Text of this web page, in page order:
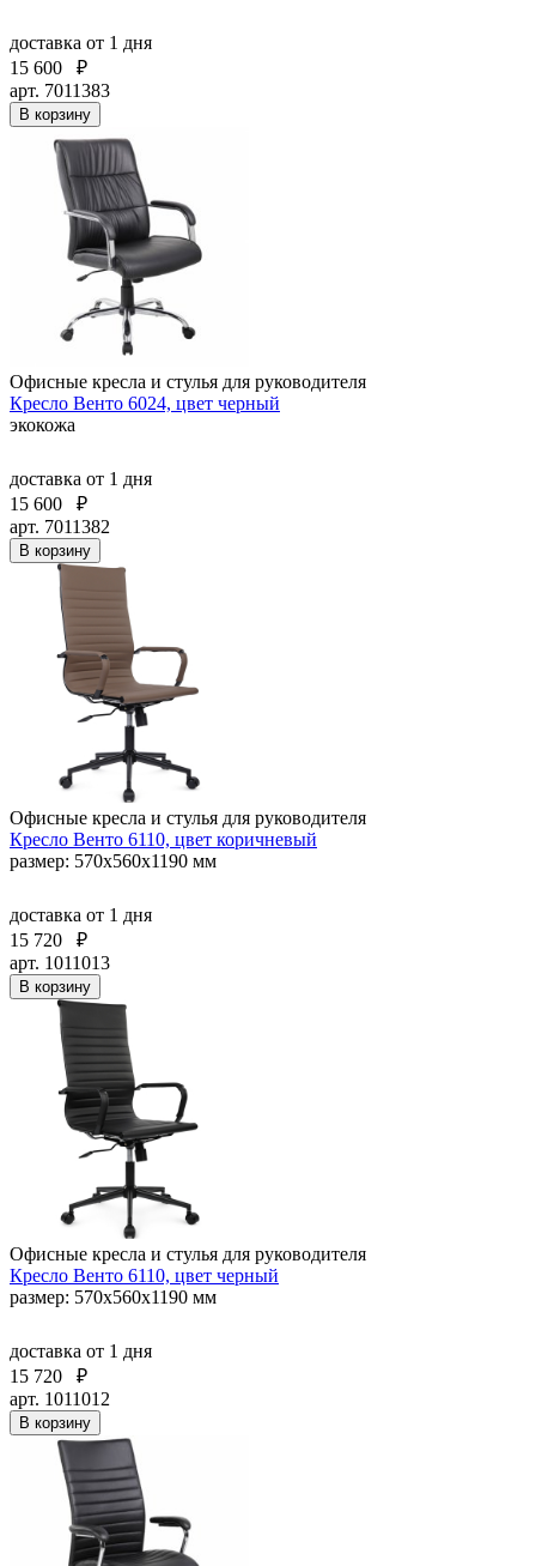
доставка от 1 дня
15 600
₽
арт. 7011383
В корзину
Офисные кресла и стулья для руководителя
Кресло Венто 6024, цвет черный
экокожа
доставка от 1 дня
15 600
₽
арт. 7011382
В корзину
Офисные кресла и стулья для руководителя
Кресло Венто 6110, цвет коричневый
размер: 570х560х1190 мм
доставка от 1 дня
15 720
₽
арт. 1011013
В корзину
Офисные кресла и стулья для руководителя
Кресло Венто 6110, цвет черный
размер: 570х560х1190 мм
доставка от 1 дня
15 720
₽
арт. 1011012
В корзину